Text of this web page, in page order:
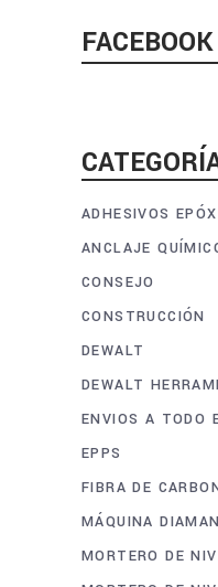
FACEBOOK
ADHESIVOS
ANCLAJE
CONSEJO
CONSTRUCCIÓN
DEWALT
DEWALT
ENVIOS A TODO
EPPS
FIBRA DE
MÁQUINA
MORTERO DE